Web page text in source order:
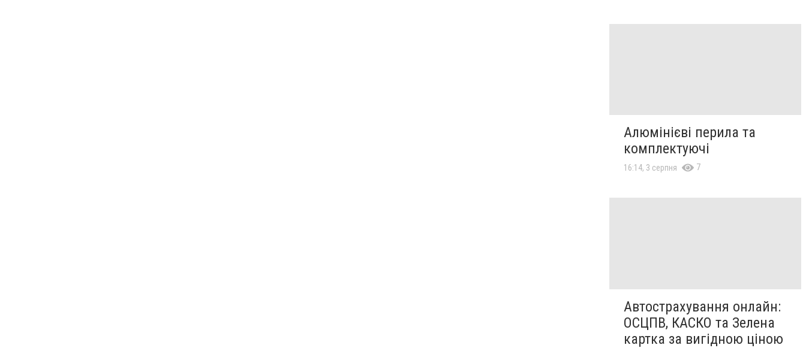
Алюмінієві перила та
комплектуючі
16:14, 3 серпня 7
Автострахування онлайн:
ОСЦПВ, КАСКО та Зелена
картка за вигідною ціною